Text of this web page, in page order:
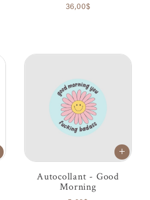
36,00$
Autocollant - Good
Morning